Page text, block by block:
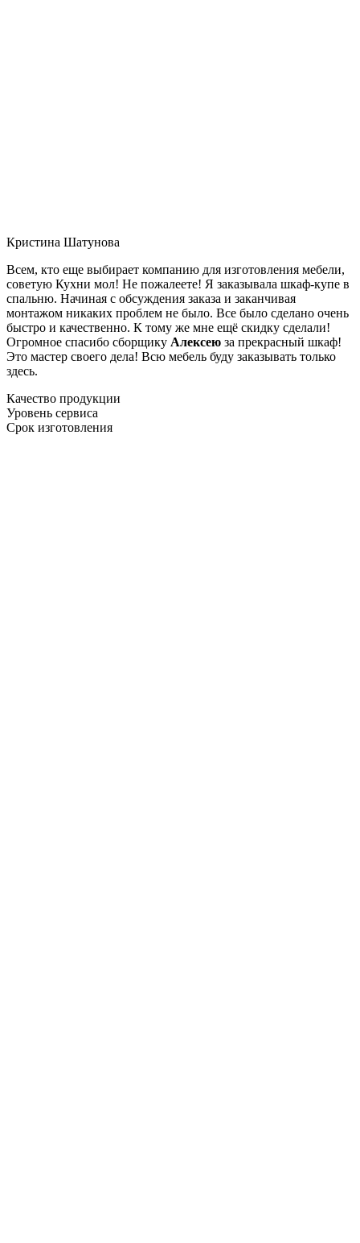
Кристина Шатунова
Всем, кто еще выбирает компанию для изготовления мебели,
советую Кухни мол! Не пожалеете! Я заказывала шкаф-купе в
спальню. Начиная с обсуждения заказа и заканчивая
монтажом никаких проблем не было. Все было сделано очень
быстро и качественно. К тому же мне ещё скидку сделали!
Огромное спасибо сборщику Алексею за прекрасный шкаф!
Это мастер своего дела! Всю мебель буду заказывать только
здесь.
Качество продукции
Уровень сервиса
Срок изготовления